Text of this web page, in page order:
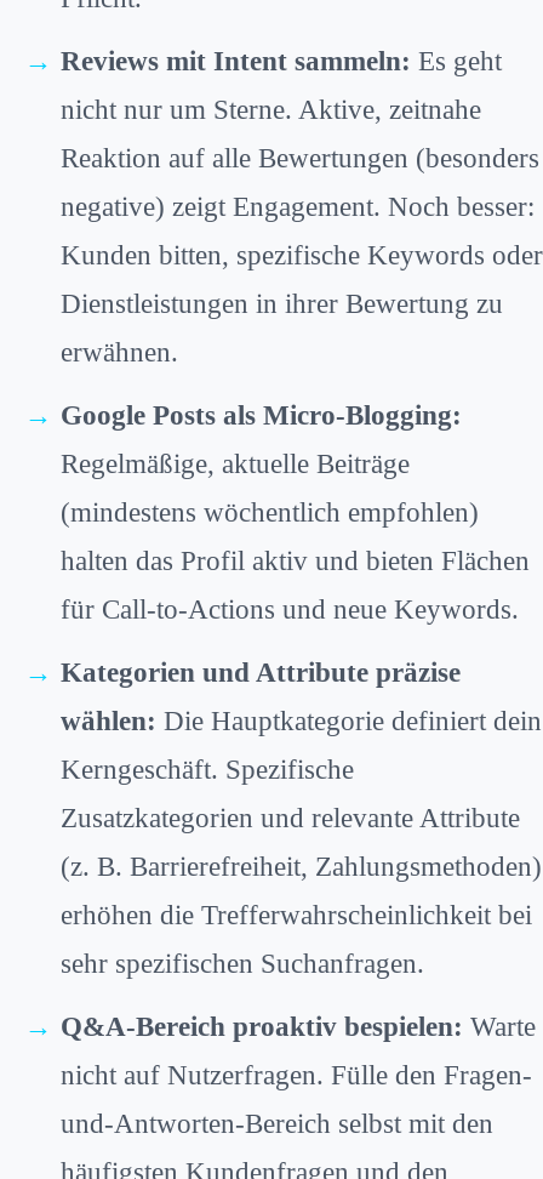
Reviews mit Intent sammeln: Es geht
nicht nur um Sterne. Aktive, zeitnahe
Reaktion auf alle Bewertungen (besonders
negative) zeigt Engagement. Noch besser:
Kunden bitten, spezifische Keywords oder
Dienstleistungen in ihrer Bewertung zu
erwähnen.
Google Posts als Micro-Blogging:
Regelmäßige, aktuelle Beiträge
(mindestens wöchentlich empfohlen)
halten das Profil aktiv und bieten Flächen
für Call-to-Actions und neue Keywords.
Kategorien und Attribute präzise
wählen: Die Hauptkategorie definiert dein
Kerngeschäft. Spezifische
Zusatzkategorien und relevante Attribute
(z. B. Barrierefreiheit, Zahlungsmethoden)
erhöhen die Trefferwahrscheinlichkeit bei
sehr spezifischen Suchanfragen.
Q&A-Bereich proaktiv bespielen: Warte
nicht auf Nutzerfragen. Fülle den Fragen-
und-Antworten-Bereich selbst mit den
häufigsten Kundenfragen und den